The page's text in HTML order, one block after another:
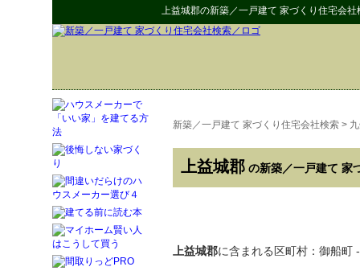
上益城郡の新築／一戸建て 家づくり住宅会社
新築／一戸建て 家づくり住宅会社検索 >
上益城郡 の新築／一戸建て 家
上益城郡に含まれる区町村：御船町